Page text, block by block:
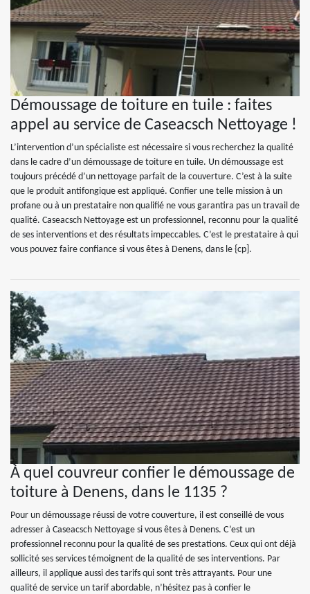
Démoussage de toiture en tuile : faites
appel au service de Caseacsch Nettoyage !
L’intervention d’un spécialiste est nécessaire si vous recherchez la qualité
dans le cadre d’un démoussage de toiture en tuile. Un démoussage est
toujours précédé d’un nettoyage parfait de la couverture. C’est à la suite
que le produit antifongique est appliqué. Confier une telle mission à un
profane ou à un prestataire non qualifié ne vous garantira pas un travail de
qualité. Caseacsch Nettoyage est un professionnel, reconnu pour la qualité
de ses interventions et des résultats impeccables. C’est le prestataire à qui
vous pouvez faire confiance si vous êtes à Denens, dans le {cp].
À quel couvreur confier le démoussage de
toiture à Denens, dans le 1135 ?
Pour un démoussage réussi de votre couverture, il est conseillé de vous
adresser à Caseacsch Nettoyage si vous êtes à Denens. C’est un
professionnel reconnu pour la qualité de ses prestations. Ceux qui ont déjà
sollicité ses services témoignent de la qualité de ses interventions. Par
ailleurs, il applique aussi des tarifs qui sont très attrayants. Pour une
qualité de service un tarif abordable, n’hésitez pas à confier le